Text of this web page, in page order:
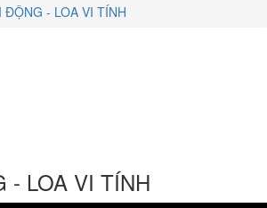
ĐỘNG - LOA VI TÍNH
- LOA VI TÍNH